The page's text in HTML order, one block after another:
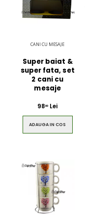
CANI CU MESAJE
Super baiat &
super fata, set
2 cani cu
mesaje
9800 Lei
ADAUGA IN COS